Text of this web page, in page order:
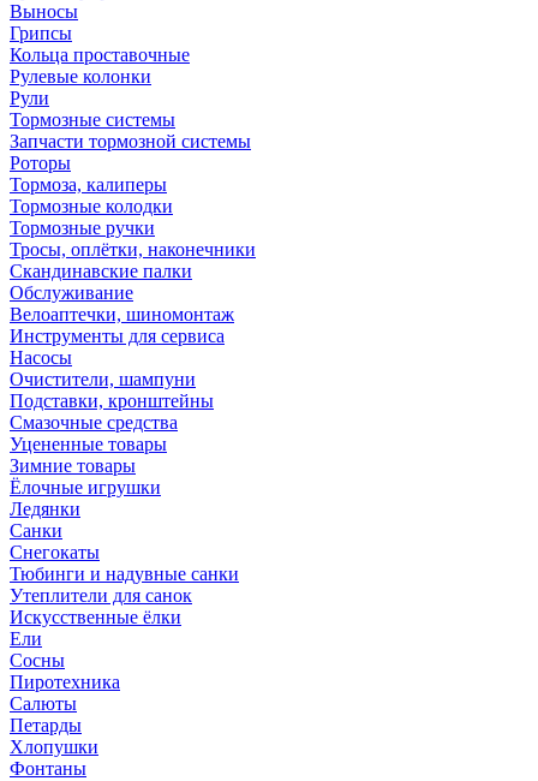
Выносы
Грипсы
Кольца проставочные
Рулевые колонки
Рули
Тормозные системы
Запчасти тормозной системы
Роторы
Тормоза, калиперы
Тормозные колодки
Тормозные ручки
Тросы, оплётки, наконечники
Скандинавские палки
Обслуживание
Велоаптечки, шиномонтаж
Инструменты для сервиса
Насосы
Очистители, шампуни
Подставки, кронштейны
Смазочные средства
Уцененные товары
Зимние товары
Ёлочные игрушки
Ледянки
Санки
Снегокаты
Тюбинги и надувные санки
Утеплители для санок
Искусственные ёлки
Ели
Сосны
Пиротехника
Салюты
Петарды
Хлопушки
Фонтаны